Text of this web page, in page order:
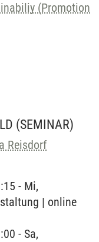
(Promotion
(SEMINAR)
Reisdorf
- Mi,
| online
- Sa,